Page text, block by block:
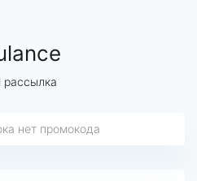
рассылка
нет промокода